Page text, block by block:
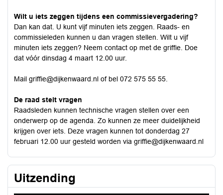
Wilt u iets zeggen tijdens een commissievergadering?
Dan kan dat. U kunt vijf minuten iets zeggen. Raads- en
commissieleden kunnen u dan vragen stellen. Wilt u vijf
minuten iets zeggen? Neem contact op met de griffie. Doe
dat vóór dinsdag 4 maart 12.00 uur.
Mail griffie@dijkenwaard.nl of bel 072 575 55 55.
De raad stelt vragen
Raadsleden kunnen technische vragen stellen over een
onderwerp op de agenda. Zo kunnen ze meer duidelijkheid
krijgen over iets. Deze vragen kunnen tot donderdag 27
februari 12.00 uur gesteld worden via griffie@dijkenwaard.nl
Uitzending